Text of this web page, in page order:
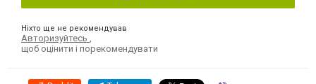
Ніхто ще не рекомендував
Авторизуйтесь ,
щоб оцінити і порекомендувати